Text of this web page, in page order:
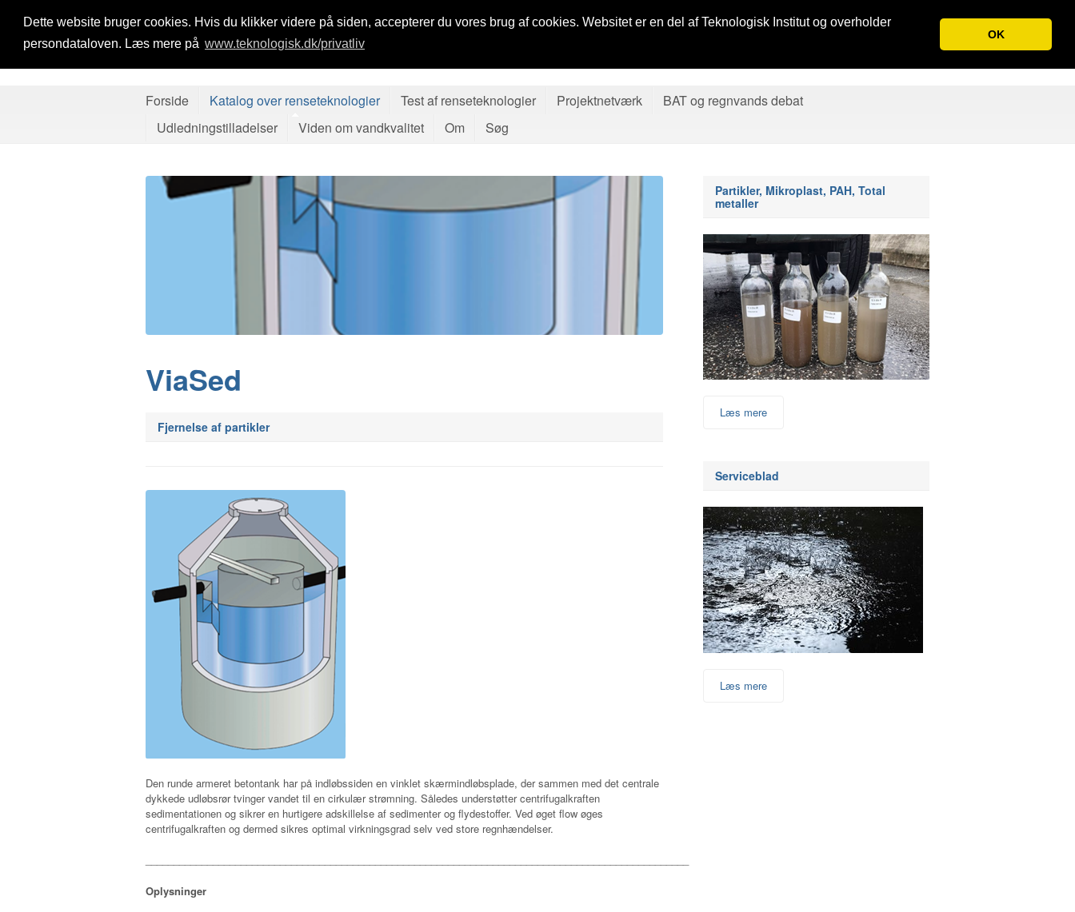
Dette website bruger cookies. Hvis du klikker videre på siden, accepterer du vores brug af cookies. Websitet er en del af Teknologisk Institut og overholder
persondataloven. Læs mere på www.teknologisk.dk/privatliv
OK
Forside Katalog over renseteknologier Test af renseteknologier Projektnetværk
BAT og regnvands debat
Udledningstilladelser
Viden om vandkvalitet Om Søg
ViaSed
Fjernelse af partikler
Den runde armeret betontank har på indløbssiden en vinklet skærmindløbsplade, der sammen med det centrale
dykkede udløbsrør tvinger vandet til en cirkulær strømning. Således understøtter centrifugalkraften
sedimentationen og sikrer en hurtigere adskillelse af sedimenter og flydestoffer. Ved øget flow øges
centrifugalkraften og dermed sikres optimal virkningsgrad selv ved store regnhændelser.
Oplysninger
Partikler, Mikroplast, PAH, Total
metaller
Læs mere
Serviceblad
Læs mere